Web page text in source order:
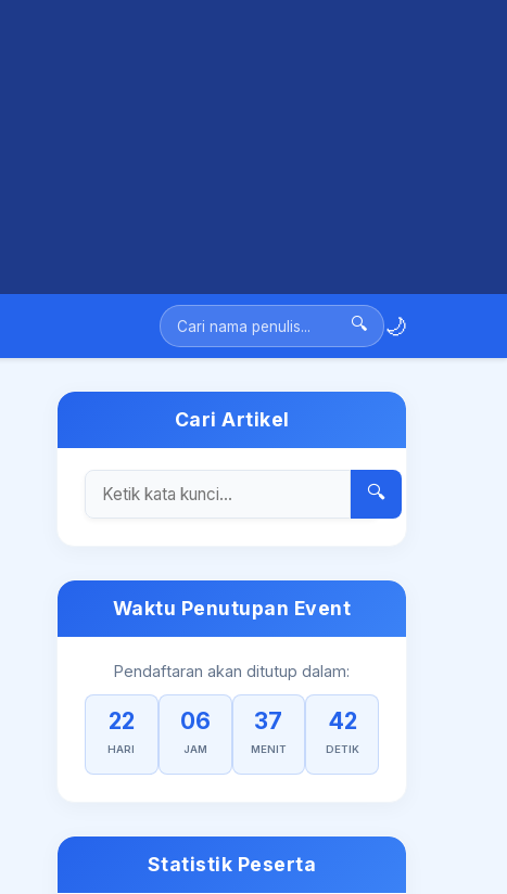
🔍 🌙
Cari Artikel
🔍
Waktu Penutupan Event
Pendaftaran akan ditutup dalam:
22
HARI
06
JAM
37
MENIT
41
DETIK
Statistik Peserta